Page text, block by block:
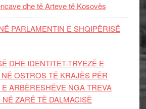
dhe të Arteve të Kosovës
PARLAMENTIN E SHQIPËRISË
DHE IDENTITET-TRYEZË E
OSTROS TË KRAJËS PËR
ARBËRESHËVE NGA TREVA
ZARË TË DALMACISË